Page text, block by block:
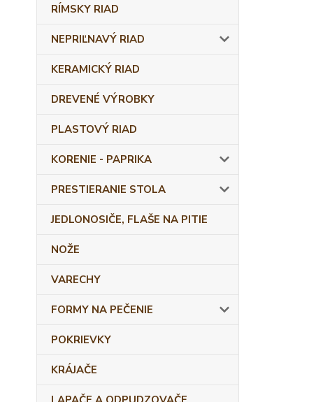
RÍMSKY RIAD
NEPRIĽNAVÝ RIAD
KERAMICKÝ RIAD
DREVENÉ VÝROBKY
PLASTOVÝ RIAD
KORENIE - PAPRIKA
PRESTIERANIE STOLA
JEDLONOSIČE, FLAŠE NA PITIE
NOŽE
VARECHY
FORMY NA PEČENIE
POKRIEVKY
KRÁJAČE